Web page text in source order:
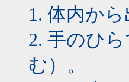
1. 体内か
2. 手のひ
む）。